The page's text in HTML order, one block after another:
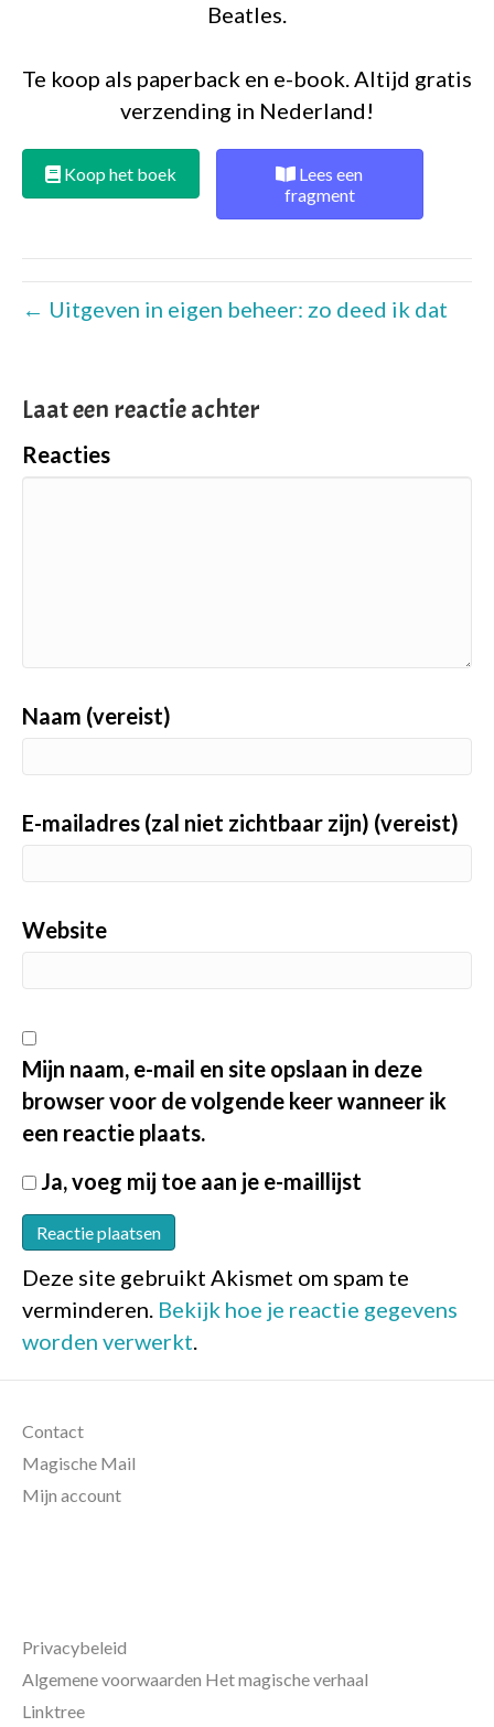
Beatles.
Te koop als paperback en e-book. Altijd gratis
verzending in Nederland!
Koop het boek
Lees een
fragment
← Uitgeven in eigen beheer: zo deed ik dat
Laat een reactie achter
Reacties
Naam (vereist)
E-mailadres (zal niet zichtbaar zijn) (vereist)
Website
Mijn naam, e-mail en site opslaan in deze
browser voor de volgende keer wanneer ik
een reactie plaats.
Ja, voeg mij toe aan je e-maillijst
Deze site gebruikt Akismet om spam te
verminderen. Bekijk hoe je reactie gegevens
worden verwerkt.
Contact
Magische Mail
Mijn account
Privacybeleid
Algemene voorwaarden Het magische verhaal
Linktree